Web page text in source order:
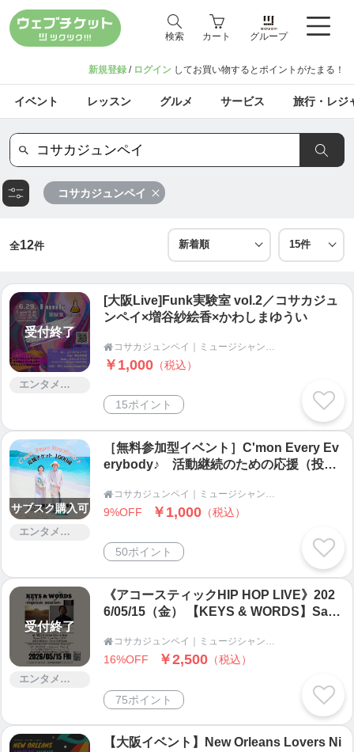
検索 カート グループ
新規登録 / ログイン してお買い物するとポイントがたまる！
イベント レッスン グルメ サービス 旅行・レジ
コサカジュンペイ
全12件
受付終了
エンタメ・コンサート
[大阪Live]Funk実験室 vol.2／コサカジュ
ンペイ×増谷紗絵香×かわしまゆうい
 コサカジュンペイ｜ミュージシャン、ギタリスト、イベント企画・運営｜人と人が響き合い繋がる場を作る
￥1,000 （税込）
15ポイント
サブスク購入可
エンタメ・コンサート
［無料参加型イベント］C'mon Every Ev
erybody♪ 活動継続のための応援（投げ
 コサカジュンペイ｜ミュージシャン、ギタリスト、イベント企画・運営｜人と人が響き合い繋がる場を作る
9%OFF ￥1,000 （税込）
50ポイント
受付終了
エンタメ・コンサート
《アコースティックHIP HOP LIVE》202
6/05/15（金） 【KEYS & WORDS】Saet
bar
 コサカジュンペイ｜ミュージシャン、ギタリスト、イベント企画・運営｜人と人が響き合い繋がる場を作る
16%OFF ￥2,500 （税込）
75ポイント
【大阪イベント】New Orleans Lovers Ni